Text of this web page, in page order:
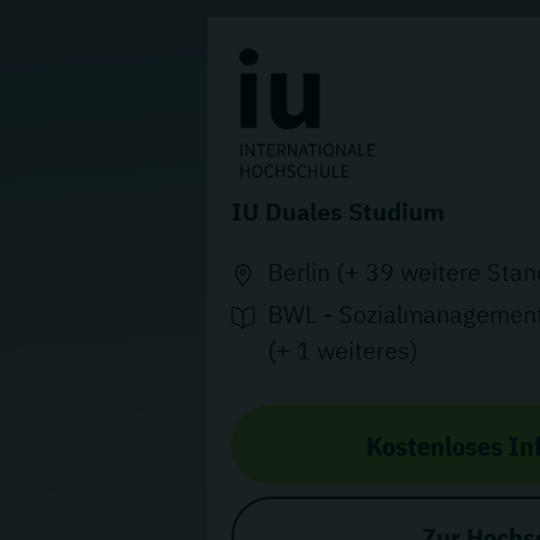
IU Duales Studium
Berlin (+ 39 weitere
BWL -
(+ 1 weiteres)